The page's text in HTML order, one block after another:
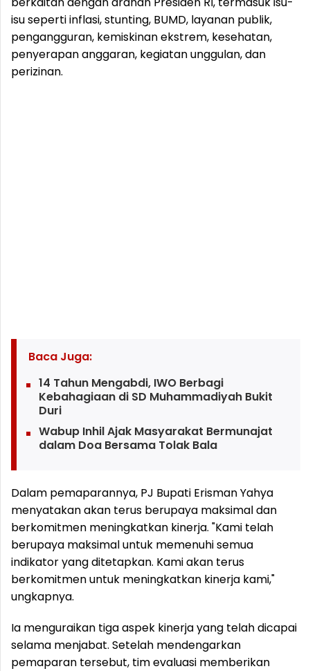
isu seperti inflasi, stunting, BUMD, layanan publik,
pengangguran, kemiskinan ekstrem, kesehatan,
penyerapan anggaran, kegiatan unggulan, dan
perizinan.
Baca Juga:
14 Tahun Mengabdi, IWO Berbagi
Kebahagiaan di SD Muhammadiyah Bukit
Duri
Wabup Inhil Ajak Masyarakat Bermunajat
dalam Doa Bersama Tolak Bala
Dalam pemaparannya, PJ Bupati Erisman Yahya
menyatakan akan terus berupaya maksimal dan
berkomitmen meningkatkan kinerja. "Kami telah
berupaya maksimal untuk memenuhi semua
indikator yang ditetapkan. Kami akan terus
berkomitmen untuk meningkatkan kinerja kami,"
ungkapnya.
Ia menguraikan tiga aspek kinerja yang telah dicapai
selama menjabat. Setelah mendengarkan
pemaparan tersebut, tim evaluasi memberikan